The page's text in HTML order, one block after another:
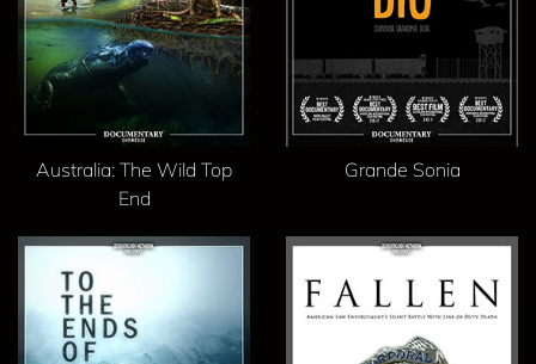
Australia: The Wild Top
End
Grande Sonia